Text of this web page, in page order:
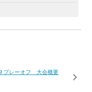
プレーオフ 大会概要